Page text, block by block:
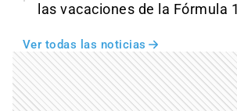
las vacaciones de la Fórmula 1
Ver todas las noticias